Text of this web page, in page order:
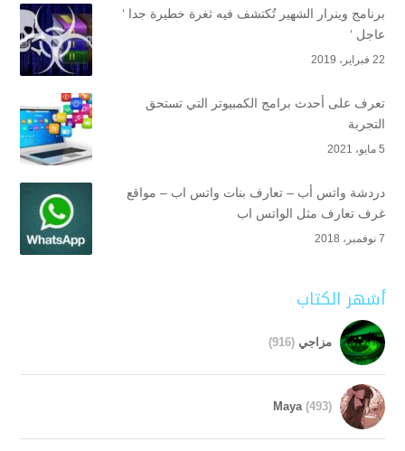
برنامج وينرار الشهير تُكتشف فيه ثغرة خطيرة جدا ‘
عاجل ‘
22 فبراير، 2019
تعرف على أحدث برامج الكمبيوتر التي تستحق
التجربة
5 مايو، 2021
دردشة واتس أب – تعارف بنات واتس اب – مواقع
غرف تعارف مثل الواتس اب
7 نوفمبر، 2018
أشهر الكتاب
مزاجي (916)
Maya (493)